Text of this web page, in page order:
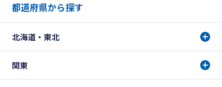
都道府県から探す
北海道・東北
関東